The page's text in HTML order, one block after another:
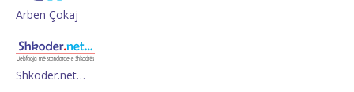
Arben Çokaj
Shkoder.net…